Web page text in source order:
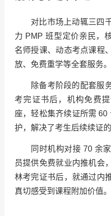
对比市场上动辄三四
力 PMP 班型定价亲民，
名师授课、动态考点课程
放、免费重学等全套服务。
除备考阶段的配套服
考完证书后，机构免费
座，轻松集齐续证所需
护，解决了考生后续续证的
同时机构对接 70 余
员提供免费就业内推机会
林考完证书后，就通过内
真切感受到课程附加价值。